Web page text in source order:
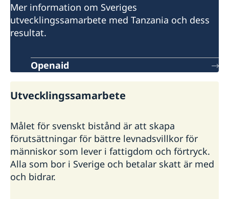
Mer information om Sveriges
utvecklingssamarbete med Tanzania och dess
resultat.
Openaid
Utvecklingssamarbete
Målet för svenskt bistånd är att skapa
förutsättningar för bättre levnadsvillkor för
människor som lever i fattigdom och förtryck.
Alla som bor i Sverige och betalar skatt är med
och bidrar.